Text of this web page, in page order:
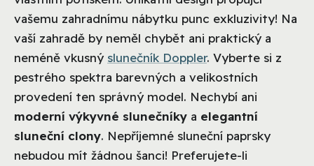
vašemu zahradnímu nábytku punc exkluzivity! Na
vaší zahradě by neměl chybět ani praktický a
neméně vkusný slunečník Doppler. Vyberte si z
pestrého spektra barevných a velikostních
provedení ten správný model. Nechybí ani
moderní výkyvné slunečníky a elegantní
sluneční clony. Nepříjemné sluneční paprsky
nebudou mít žádnou šanci! Preferujete-li